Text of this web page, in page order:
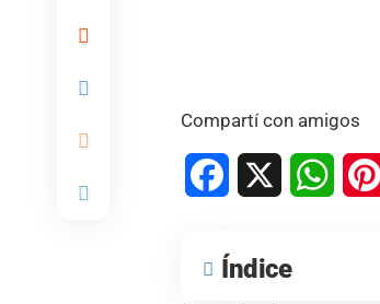
Compartí con amigos
Facebook
Índice